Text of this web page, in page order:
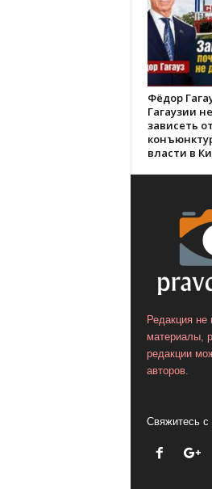
Фёдор
Гагаузии
зависеть
власти в
Редакция не
материалы,
редакции
авторов.
Свяжитесь с